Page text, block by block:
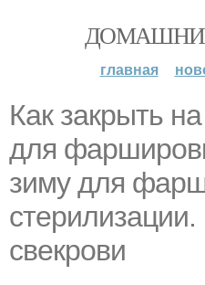
главная
Как закрыть
для
зиму для
свекрови